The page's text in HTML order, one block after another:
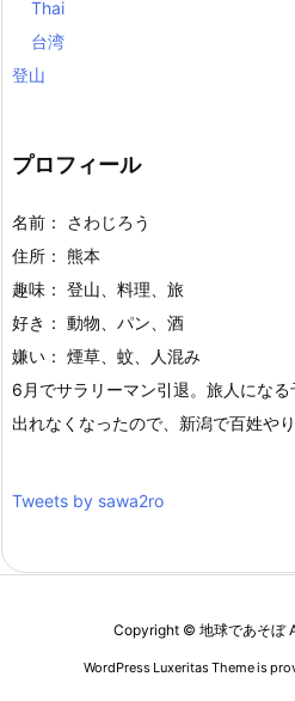
Thai
台湾
登山
プロフィール
名前： さわじろう
住所： 熊本
趣味： 登山、料理、旅
好き： 動物、パン、酒
嫌い： 煙草、蚊、人混み
6月でサラリーマン引退。旅人にな
出れなくなったので、新潟で百姓や
Tweets by sawa2ro
Copyright © 地球であそぼ
WordPress Luxeritas Theme is